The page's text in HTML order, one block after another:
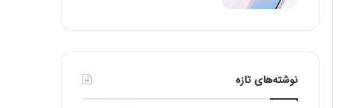
نوشته‌های تازه